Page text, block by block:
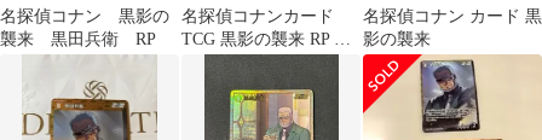
名探偵コナン 黒影の
襲来 黒田兵衛 RP
名探偵コナンカード
TCG 黒影の襲来 RP 黒
田兵衛 3枚 レアパラレ
名探偵コナン カード 黒
影の襲来